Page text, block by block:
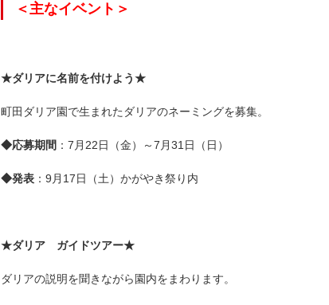
＜主なイベント＞
★ダリアに名前を付けよう★
町田ダリア園で生まれたダリアのネーミングを募集。
◆応募期間 ：7月22日（金）～7月31日（日）
◆発表 ：9月17日（土）かがやき祭り内
★ダリア ガイドツアー★
ダリアの説明を聞きながら園内をまわります。